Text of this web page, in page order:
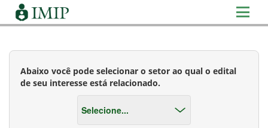
Abaixo você pode selecionar o setor ao qual o edital
de seu interesse está relacionado.